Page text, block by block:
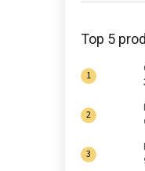
Top 5